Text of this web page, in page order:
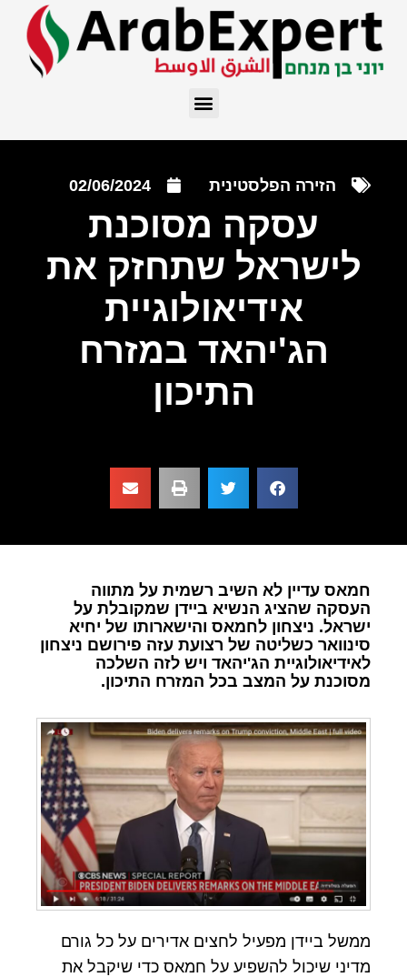
הזירה הפלסטינית 02/06/2024
עסקה מסוכנת
לישראל שתחזק את
אידיאולוגיית
הג'יהאד במזרח
התיכון
חמאס עדיין לא השיב רשמית על מתווה
העסקה שהציג הנשיא ביידן שמקובלת על
ישראל. ניצחון לחמאס והישארותו של יחיא
סינוואר כשליטה של רצועת עזה פירושם ניצחון
לאידיאולוגיית הג'יהאד ויש לזה השלכה
מסוכנת על המצב בכל המזרח התיכון.
ממשל ביידן מפעיל לחצים אדירים על כל גורם
מדיני שיכול להשפיע על חמאס כדי שיקבל את